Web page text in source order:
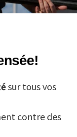
sur tous vos
contre des